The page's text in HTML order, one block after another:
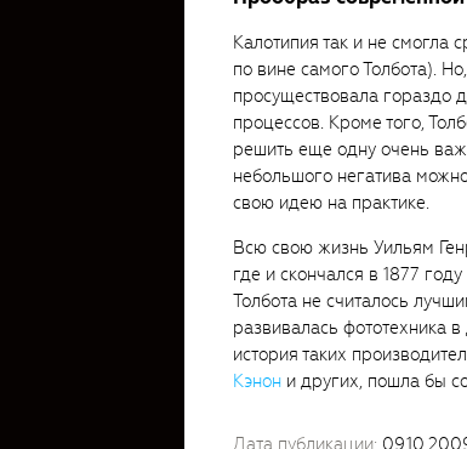
Калотипия так и не смогла
по вине самого Толбота).
просуществовала гораздо
процессов. Кроме того,
решить еще одну очень
небольшого негатива
свою идею на практике.
Всю свою жизнь Уильям
где и скончался в 1877
Толбота не считалось
развивалась фототехника
история таких
Кэнон и других, пошла бы
Дата публикации: